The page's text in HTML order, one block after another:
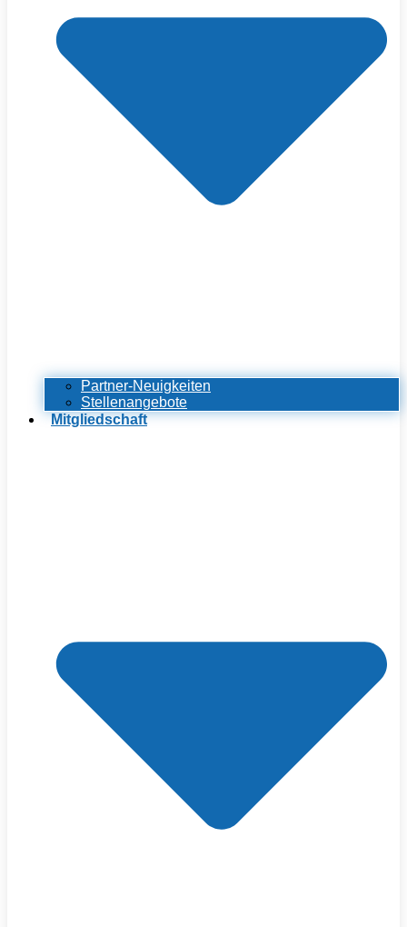
Partner-Neuigkeiten
Stellenangebote
Mitgliedschaft